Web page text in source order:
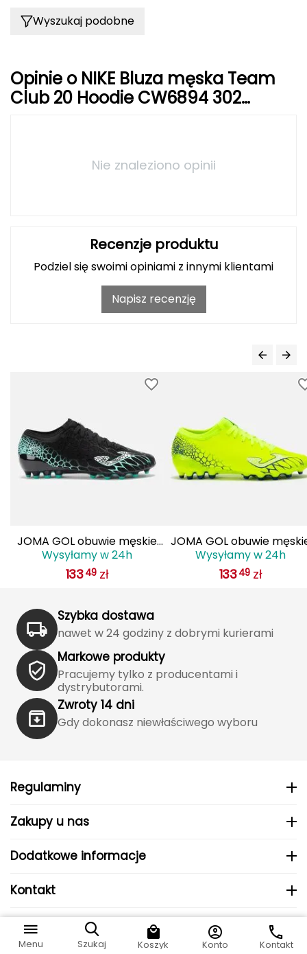
Giro
Granger's
Hydrapak
Hydro Flask
Icestorm
JOMA
Jetboil
Julbo
KILLTEC
KONG
Kari Traa
Karpos
Wyszukaj podobne
Opinie o NIKE Bluza męska Team
Club 20 Hoodie CW6894 302
Nie znaleziono opinii
Recenzje produktu
Podziel się swoimi opiniami z innymi klientami
Napisz recenzję
JOMA GOL obuwie męskie
do piłki nożnej lanki
GOLS2501AG czarne
Wysyłamy w 24h
13349 zł
JOMA GOL obuwie
do piłki nożnej lanki
GOLS2509AG żółte
Wysyłamy w 24h
13349 zł
Szybka dostawa
nawet w 24 godziny z dobrymi kurierami
Markowe produkty
Pracujemy tylko z producentami i
dystrybutorami.
Zwroty 14 dni
Gdy dokonasz niewłaściwego wyboru
Regulaminy
Zakupy u nas
Dodatkowe informacje
Kontakt
© 2024 MHS Sp. z o.o..
Menu Szukaj Koszyk Konto Kontakt